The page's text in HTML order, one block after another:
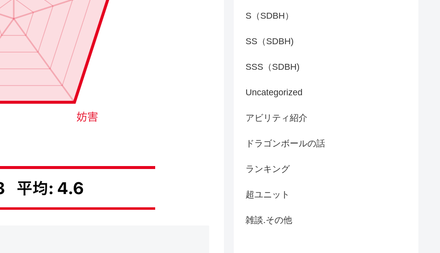
S（SDBH）
SS（SDBH)
SSS（SDBH)
Uncategorized
アビリティ紹介
ドラゴンボールの話
ランキング
超ユニット
雑談.その他